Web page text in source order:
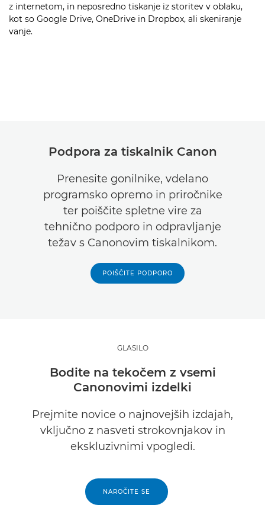
z internetom, in neposredno tiskanje iz storitev v oblaku,
kot so Google Drive, OneDrive in Dropbox, ali skeniranje
vanje.
Podpora za tiskalnik Canon
Prenesite gonilnike, vdelano
programsko opremo in priročnike
ter poiščite spletne vire za
tehnično podporo in odpravljanje
težav s Canonovim tiskalnikom.
POIŠČITE PODPORO
GLASILO
Bodite na tekočem z vsemi
Canonovimi izdelki
Prejmite novice o najnovejših izdajah,
vključno z nasveti strokovnjakov in
ekskluzivnimi vpogledi.
NAROČITE SE